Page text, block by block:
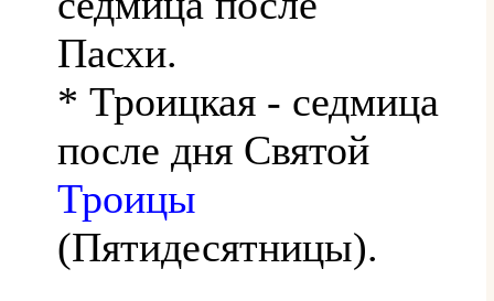
Пасхи.
* Троицкая - седмица
после дня Святой
Троицы
(Пятидесятницы).